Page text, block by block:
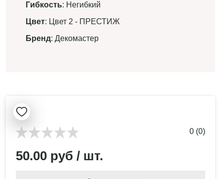
Гибкость: Негибкий
Цвет: Цвет 2 - ПРЕСТИЖ
Бренд: Декомастер
0 (0)
50.00 руб / шт.